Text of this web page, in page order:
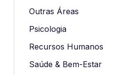
Outras Áreas
Psicologia
Recursos Humanos
Saúde & Bem-Estar